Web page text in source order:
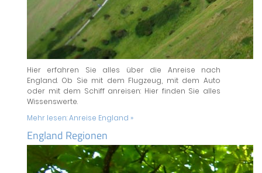
Hier erfahren Sie alles über die Anreise nach
England. Ob Sie mit dem Flugzeug, mit dem Auto
oder mit dem Schiff anreisen: Hier finden Sie alles
Wissenswerte.
Mehr lesen:Anreise England »
England Regionen